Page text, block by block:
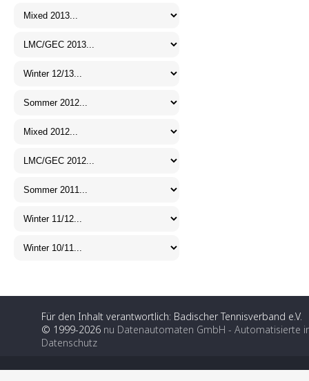
Für den Inhalt verantwortlich: Badischer Tennisverband e.V.
© 1999-2026 nu Datenautomaten GmbH - Automatisierte
Datenschutz